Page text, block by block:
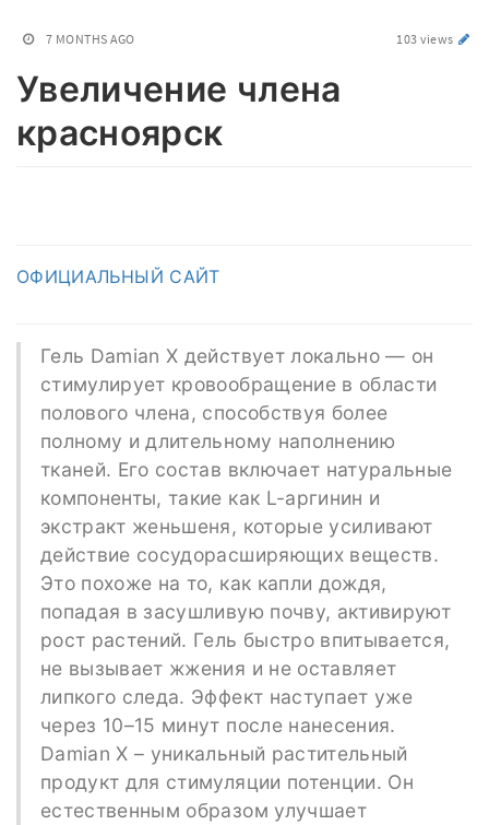
7 MONTHS AGO 103 views
Увеличение члена
красноярск
ОФИЦИАЛЬНЫЙ САЙТ
Гель Damian X действует локально — он
стимулирует кровообращение в области
полового члена, способствуя более
полному и длительному наполнению
тканей. Его состав включает натуральные
компоненты, такие как L-аргинин и
экстракт женьшеня, которые усиливают
действие сосудорасширяющих веществ.
Это похоже на то, как капли дождя,
попадая в засушливую почву, активируют
рост растений. Гель быстро впитывается,
не вызывает жжения и не оставляет
липкого следа. Эффект наступает уже
через 10–15 минут после нанесения.
Damian X – уникальный растительный
продукт для стимуляции потенции. Он
естественным образом улучшает